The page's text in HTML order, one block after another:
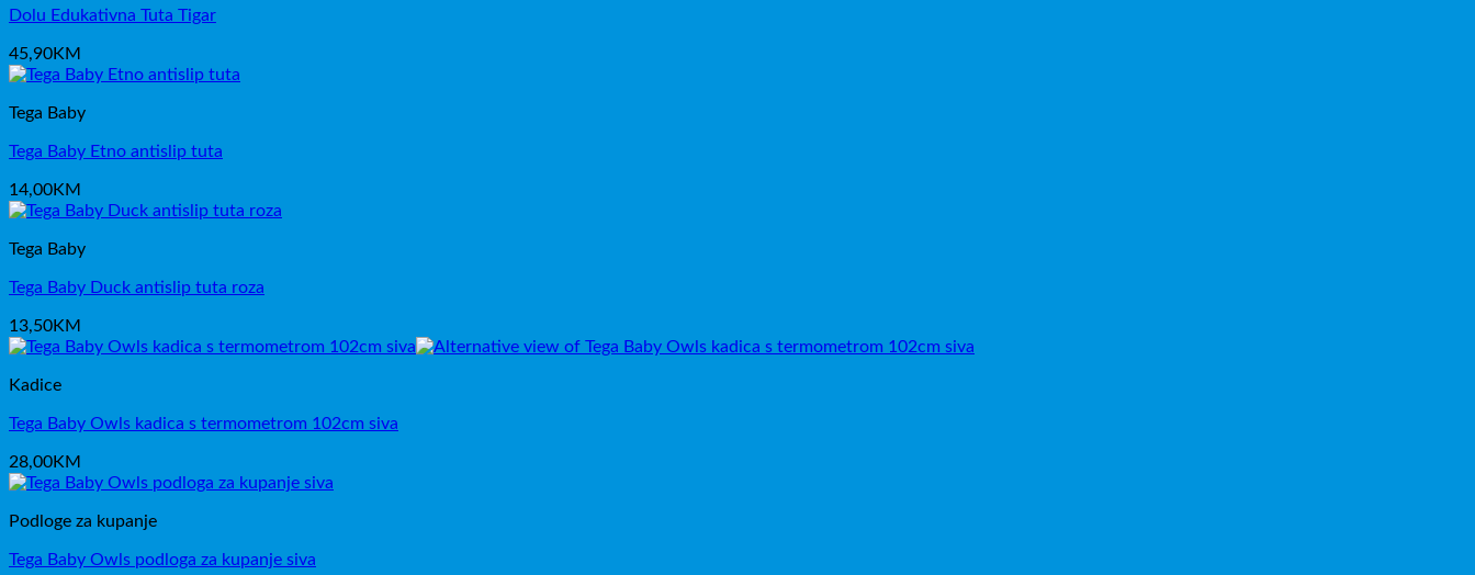
Dolu Edukativna Tuta Tigar
45,90KM
Tega Baby
Tega Baby Etno antislip tuta
14,00KM
Tega Baby
Tega Baby Duck antislip tuta roza
13,50KM
Kadice
Tega Baby Owls kadica s termometrom 102cm siva
28,00KM
Podloge za kupanje
Tega Baby Owls podloga za kupanje siva